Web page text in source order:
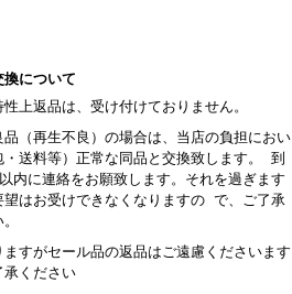
換について
上返品は、受け付けておりません。
品（再生不良）の場合は、当店の負担におい
・送料等）正常な同品と交換致します。 到
内に連絡をお願致します。それを過ぎます
望はお受けできなくなりますの で、ご了承
ますがセール品の返品はご遠慮くださいます
承ください